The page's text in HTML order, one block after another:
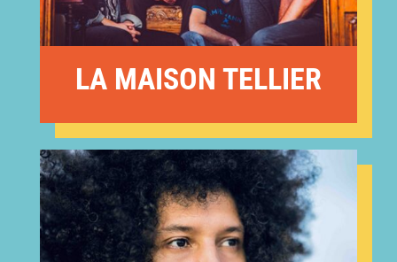
LA MAISON TELLIER